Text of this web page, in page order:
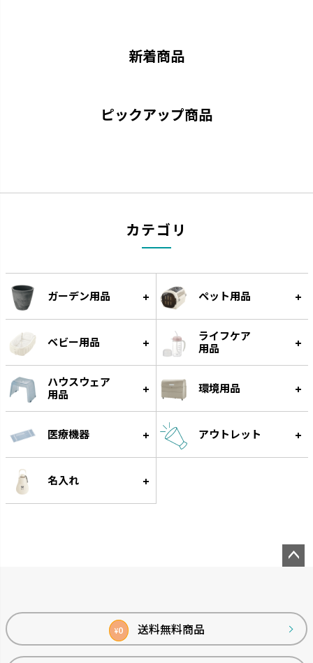
ひんやりしない
りしません。
作り置きに便利な離乳食用小分
け冷凍トレーです。
新着商品
ピックアップ商品
カテゴリ
ガーデン用品 ペット用品
ベビー用品
ライフケア
用品
ハウスウェア
用品
環境用品
医療機器 アウトレット
名入れ
¥0 送料無料商品
ップ
へ